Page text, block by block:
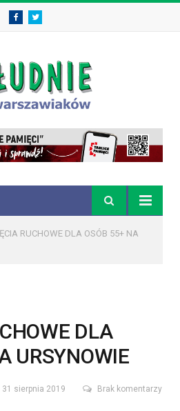
FacebookTwitter
RUCHOWE DLA OSÓB 55+ NA
DLA
URSYNOWIE
31 sierpnia 2019 Brak komentarzy